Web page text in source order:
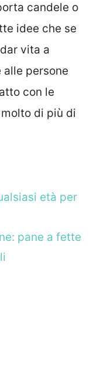
candele o
idee che se
vita a
persone
con le
di più di
età per
pane a fette